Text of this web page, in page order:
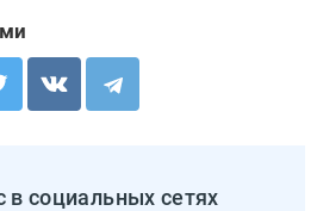
в социальных сетях